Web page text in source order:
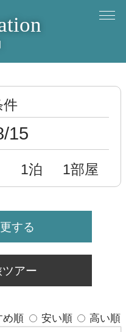
件
15
1泊 1部屋
する
アー
め順 安い順 高い順